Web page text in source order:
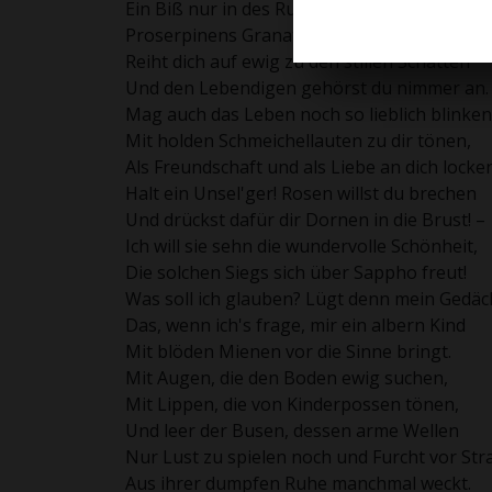
Ein Biß nur in des Ruhmes goldne Frucht,
Proserpinens Granatenkernen gleich,
Reiht dich auf ewig zu den stillen Schatten
Und den Lebendigen gehörst du nimmer an.
Mag auch das Leben noch so lieblich blinken,
Mit holden Schmeichellauten zu dir tönen,
Als Freundschaft und als Liebe an dich
Halt ein Unsel'ger! Rosen willst du brechen
Und drückst dafür dir Dornen in die Brust! –
Ich will sie sehn die wundervolle Schönheit,
Die solchen Siegs sich über Sappho freut!
Was soll ich glauben? Lügt denn mein
Das, wenn ich's frage, mir ein albern Kind
Mit blöden Mienen vor die Sinne bringt.
Mit Augen, die den Boden ewig suchen,
Mit Lippen, die von Kinderpossen tönen,
Und leer der Busen, dessen arme Wellen
Nur Lust zu spielen noch und Furcht vor
Aus ihrer dumpfen Ruhe manchmal weckt.